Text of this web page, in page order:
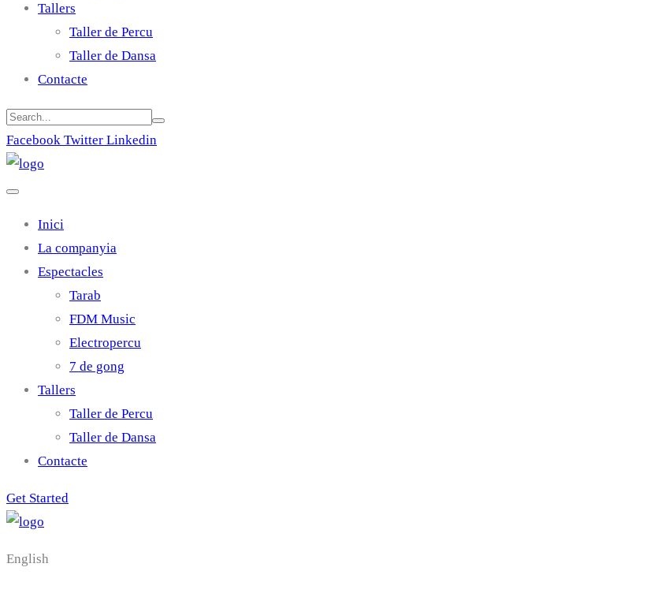
Tallers
Taller de Percu
Taller de Dansa
Contacte
Facebook Twitter Linkedin
Inici
La companyia
Espectacles
Tarab
FDM Music
Electropercu
7 de gong
Tallers
Taller de Percu
Taller de Dansa
Contacte
Get Started
English